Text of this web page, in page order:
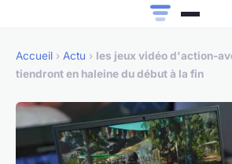
Accueil › Actu › les jeux vidéo d'action-
tiendront en haleine du début à la fin